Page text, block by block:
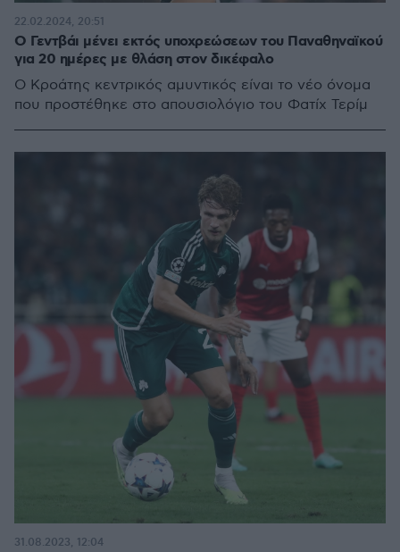
Ο Γεντβάι μένει εκτός υποχρεώσεων του Παναθηναϊκού
για 20 ημέρες με θλάση στον δικέφαλο
Ο Κροάτης κεντρικός αμυντικός είναι το νέο όνομα
που προστέθηκε στο απουσιολόγιο του Φατίχ Τερίμ
22.02.2024, 20:51
31.08.2023, 12:04